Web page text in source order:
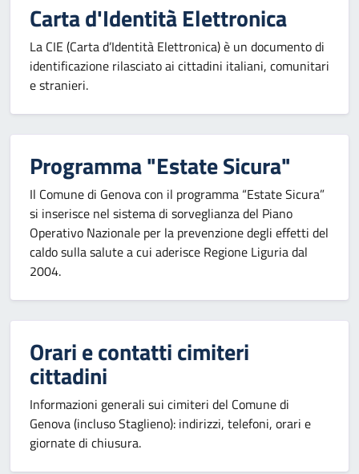
Carta d'Identità Elettronica
La CIE (Carta d’Identità Elettronica) è un documento di
identificazione rilasciato ai cittadini italiani, comunitari
e stranieri.
Programma "Estate Sicura"
Il Comune di Genova con il programma “Estate Sicura”
si inserisce nel sistema di sorveglianza del Piano
Operativo Nazionale per la prevenzione degli effetti del
caldo sulla salute a cui aderisce Regione Liguria dal
2004.
Orari e contatti cimiteri
cittadini
Informazioni generali sui cimiteri del Comune di
Genova (incluso Staglieno): indirizzi, telefoni, orari e
giornate di chiusura.